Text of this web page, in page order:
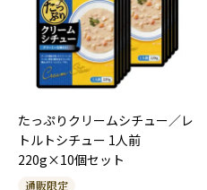
たっぷりクリームシチュー／レ
トルトシチュー 1人前
220g×10個セット
通販限定